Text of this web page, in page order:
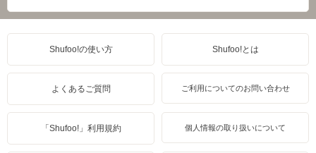
Shufoo!の使い方 Shufoo!とは
よくあるご質問 ご利用についてのお問い合わせ
「Shufoo!」利用規約 個人情報の取り扱いについて